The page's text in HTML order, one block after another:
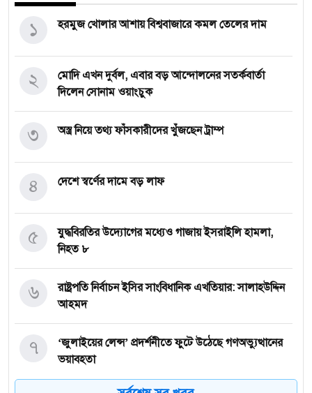
হরমুজ খোলার আশায় বিশ্ববাজারে কমল তেলের দাম
১
মোদি এখন দুর্বল, এবার বড় আন্দোলনের সতর্কবার্তা
দিলেন সোনাম ওয়াংচুক
২
অস্ত্র নিয়ে তথ্য ফাঁসকারীদের খুঁজছেন ট্রাম্প
৩
দেশে স্বর্ণের দামে বড় লাফ
৪
যুদ্ধবিরতির উদ্যোগের মধ্যেও গাজায় ইসরাইলি হামলা,
নিহত ৮
৫
রাষ্ট্রপতি নির্বাচন ইসির সাংবিধানিক এখতিয়ার: সালাহউদ্দিন
আহমদ
৬
‘জুলাইয়ের লেন্স’ প্রদর্শনীতে ফুটে উঠেছে গণঅভ্যুত্থানের
ভয়াবহতা
৭